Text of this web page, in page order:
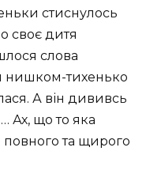
стиснулось
своє дитя
слова
нишком-тихенько
А він дививсь
Ах, що то яка
повного та щирого